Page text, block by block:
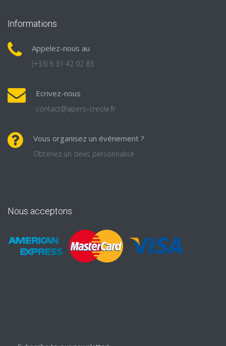
Informations
Appelez-nous au
(+33) 6 31 42 02 83
Ecrivez-nous
contact@apero-creole.fr
Vous organisez un événement ?
Obtenez un devis personnalisé
Nous acceptons